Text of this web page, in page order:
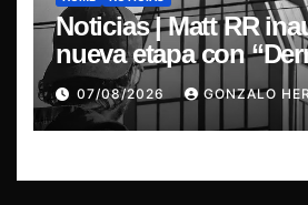
Noticias | Matt RR
nueva etapa con
primer adelanto de
Resonancia de
07/08/2026 GONZALO